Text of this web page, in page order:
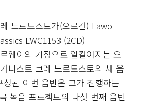
노르드스토가(오르간) Lawo
LWC1153 (2CD)
웨이의 거장으로 일컬어지는 오
니스트 코레 노르드스토의 새 음
된 이번 음반은 그가 진행하는
녹음 프로젝트의 다섯 번째 음반